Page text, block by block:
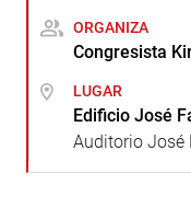
ORGANIZA
Congresista
LUGAR
Edificio José
Auditorio José